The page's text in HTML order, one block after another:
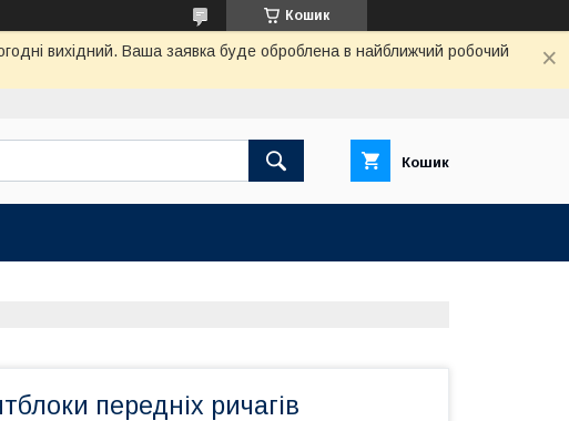
Кошик
вихідний. Ваша заявка буде оброблена в найближчий робочий
Кошик
передніх ричагів